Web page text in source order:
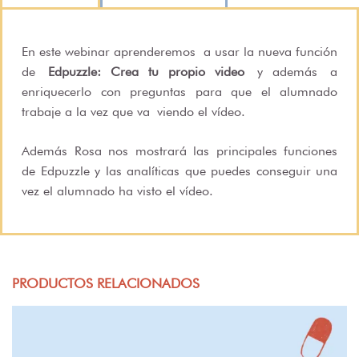
En este webinar aprenderemos a usar la nueva función
de
Edpuzzle: Crea tu propio video
y además a
enriquecerlo con preguntas para que el alumnado
trabaje a la vez que va viendo el vídeo.
Además Rosa nos mostrará las principales funciones
de Edpuzzle y las analíticas que puedes conseguir una
vez el alumnado ha visto el vídeo.
PRODUCTOS RELACIONADOS